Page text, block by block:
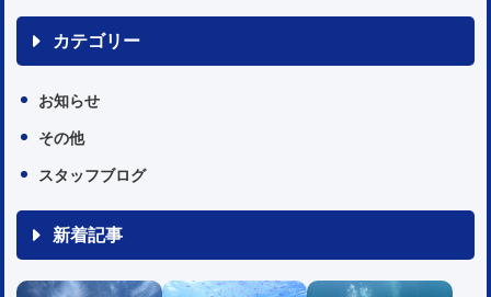
カテゴリー
お知らせ
その他
スタッフブログ
新着記事